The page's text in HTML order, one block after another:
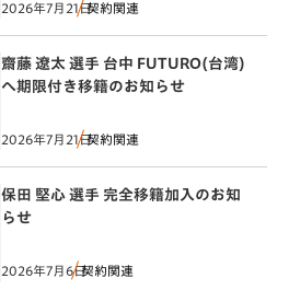
2026年7月21日契約関連
齋藤 遼太 選手 台中 FUTURO(台湾)
へ期限付き移籍のお知らせ
2026年7月21日契約関連
保田 堅心 選手 完全移籍加入のお知
らせ
2026年7月6日契約関連